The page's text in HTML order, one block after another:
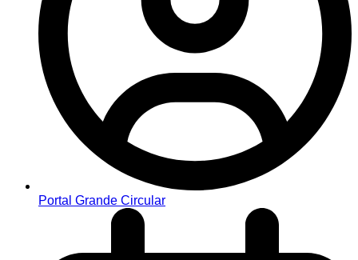
Portal Grande Circular